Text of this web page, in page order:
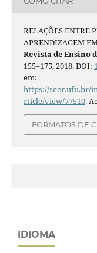
RELAÇÕES ENTRE
APRENDIZAGEM
Revista de Ensino
155–175, 2018. DOI:
em:
https://seer.ufu.br/
rticle/view/77510.
FORMATOS DE
IDIOMA